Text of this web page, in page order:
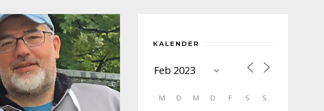
KALENDER
M D M D F S S